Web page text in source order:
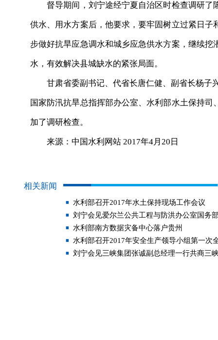
督导期间，刘宁途经宁夏自治区时检查调研了
供水、用水方案后，他要求，要牢固树立过紧日
步做好抗旱应急调水和城乡应急供水方案，继续
水，有效解决县城缺水的紧张局面。
甘肃省委副书记、代省长唐仁健、副省长杨子
国家防汛抗旱总指挥部办公室、水利部水土保持
加了调研检查。
来源：中国水利网站 2017年4月20日
相关新闻
水利部召开2017年水土保持现场工作会议
刘宁会见爱尔兰公共工程与防洪办公室国务
水利部南方数据灾备中心落户贵州
水利部召开2017年安全生产领导小组第一次
刘宁会见三峡集团张诚副总经理一行共商三